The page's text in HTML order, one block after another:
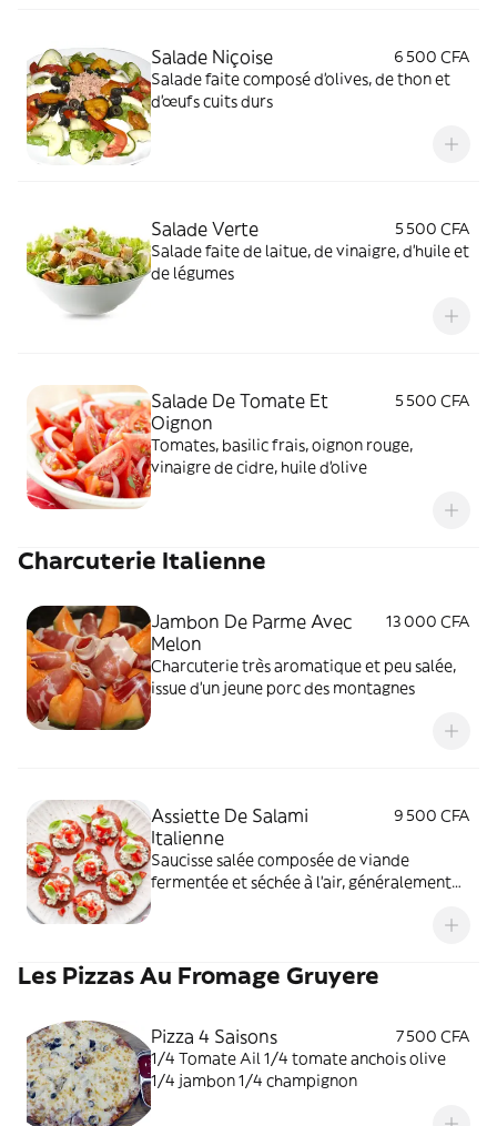
Salade Niçoise
6 500 CFA
Salade faite composé d'olives, de thon et
d'œufs cuits durs
Salade Verte
5 500 CFA
Salade faite de laitue, de vinaigre, d'huile et
de légumes
Salade De Tomate Et
Oignon
5 500 CFA
Tomates, basilic frais, oignon rouge,
vinaigre de cidre, huile d'olive
Charcuterie Italienne
Jambon De Parme Avec
Melon
13 000 CFA
Charcuterie très aromatique et peu salée,
issue d'un jeune porc des montagnes
Assiette De Salami
Italienne
9 500 CFA
Saucisse salée composée de viande
fermentée et séchée à l'air, généralement
Les Pizzas Au Fromage Gruyere
Pizza 4 Saisons
7 500 CFA
1/4 Tomate Ail 1/4 tomate anchois olive
1/4 jambon 1/4 champignon